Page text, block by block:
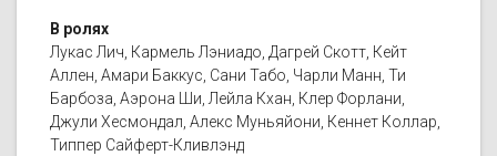
В ролях
Лукас Лич, Кармель Лэниадо, Дагрей Скотт, Кейт
Аллен, Амари Баккус, Сани Табо, Чарли Манн, Ти
Барбоза, Аэрона Ши, Лейла Кхан, Клер Форлани,
Джули Хесмондал, Алекс Муньяйони, Кеннет Коллар,
Типпер Сайферт-Кливлэнд